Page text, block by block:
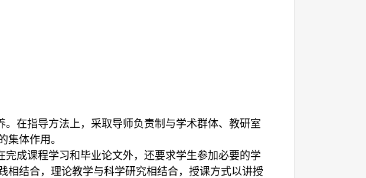
在指导方法上，采取导师负责制与学术群体、教研室
集体作用。
成课程学习和毕业论文外，还要求学生参加必要的学
结合，理论教学与科学研究相结合，授课方式以讲授